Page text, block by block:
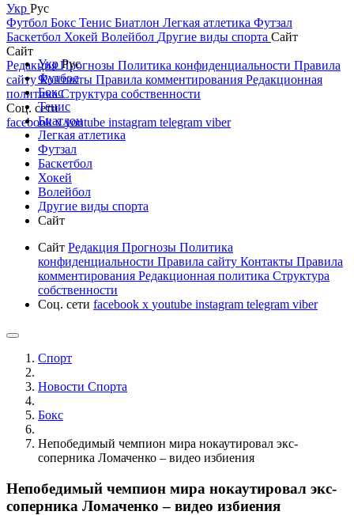
Укр Рус
Футбол Бокс Тенис Биатлон Легкая атлетика Футзал
Баскетбол Хокей Волейбол Другие виды спорта Сайт
Сайт
РедакцияПрогнозы Политика конфиденциальности Правила
сайтуКонтакты Правила комментирования Редакционная
политикаСтруктура собственности
Соц. сети
facebookxyoutube instagram telegram viber
УкрРус
Футбол
Бокс
Тенис
Биатлон
Легкая атлетика
Футзал
Баскетбол
Хокей
Волейбол
Другие виды спорта
Сайт
Сайт Редакция Прогнозы Политика
конфиденциальности Правила сайту Контакты Правила
комментирования Редакционная политика Структура
собственности
Соц. сети facebook x youtube instagram telegram viber
Спорт
Новости Cпорта
Бокс
Непобедимый чемпион мира нокаутировал экс-
соперника Ломаченко – видео избиения
Непобедимый чемпион мира нокаутировал экс-
соперника Ломаченко – видео избиения